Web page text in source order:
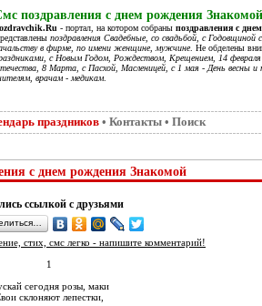
поздравления с днем рождения Знакомой
- портал, на котором собраны поздравления с
поздравления Свадебные, со свадьбой, с Годовщиной
в фирме, по имени женщине, мужчине. Не обделены
с Новым Годом, Рождеством, Крещением, 14
8 Марта, с Пасхой, Масленицей, с 1 мая - День весны и
врачам - медикам
праздников • Контакты • Поиск
с днем рождения Знакомой
ссылкой с друзьями
стих, смс легко - напишите комментарий!
1
сегодня розы, маки
склоняют лепестки,